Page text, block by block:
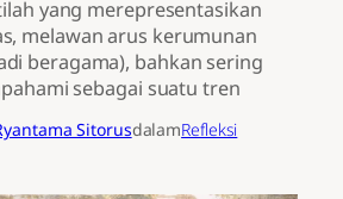
yang merepresentasikan
melawan arus kerumunan
beragama), bahkan sering
sebagai suatu tren
SitorusdalamRefleksi